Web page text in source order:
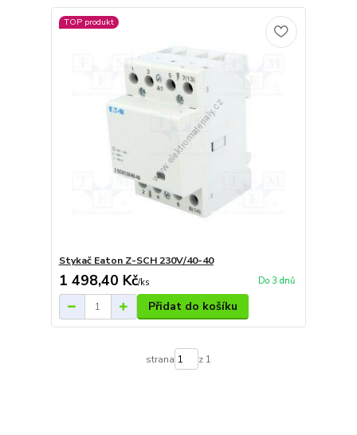
TOP produkt
Stykač Eaton Z-SCH 230V/40-40
1 498,40 Kč/ks Do 3 dnů
Přidat do košíku
strana z 1